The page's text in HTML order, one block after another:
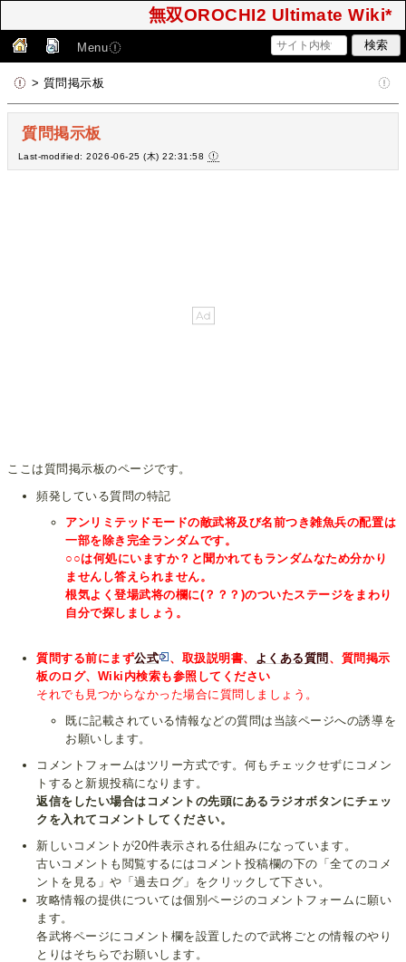
無双OROCHI2 Ultimate Wiki*
Menu
> 質問掲示板
質問掲示板
Last-modified: 2026-06-25 (木) 22:31:58
ここは質問掲示板のページです。
頻発している質問の特記
アンリミテッドモードの敵武将及び名前つき雑魚兵の配置は
一部を除き完全ランダムです。
○○は何処にいますか？と聞かれてもランダムなため分かり
ませんし答えられません。
根気よく登場武将の欄に(？？？)のついたステージをまわり
自分で探しましょう。
質問する前にまず公式 、取扱説明書、 よくある質問 、質問掲示
板のログ、Wiki内検索も参照してください
それでも見つからなかった場合に質問しましょう。
既に記載されている情報などの質問は当該ページへの誘導を
お願いします。
コメントフォームはツリー方式です。何もチェックせずにコメン
トすると新規投稿になります。
返信をしたい場合はコメントの先頭にあるラジオボタンにチェッ
クを入れてコメントしてください。
新しいコメントが20件表示される仕組みになっています。
古いコメントも閲覧するにはコメント投稿欄の下の「全てのコメ
ントを見る」や「過去ログ」をクリックして下さい。
攻略情報の提供については個別ページのコメントフォームに願い
ます。
各武将ページにコメント欄を設置したので武将ごとの情報のやり
とりはそちらでお願いします。